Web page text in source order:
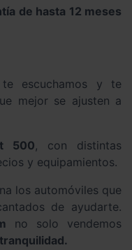
de hasta 12 meses
escuchamos y te
mejor se ajusten a
500, con distintas
y equipamientos.
los automóviles que
de ayudarte.
no solo vendemos